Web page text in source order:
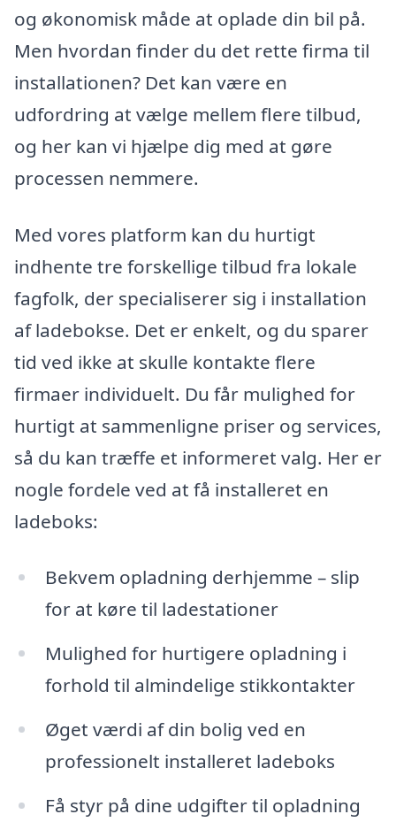
og økonomisk måde at oplade din bil på.
Men hvordan finder du det rette firma til
installationen? Det kan være en
udfordring at vælge mellem flere tilbud,
og her kan vi hjælpe dig med at gøre
processen nemmere.
Med vores platform kan du hurtigt
indhente tre forskellige tilbud fra lokale
fagfolk, der specialiserer sig i installation
af ladebokse. Det er enkelt, og du sparer
tid ved ikke at skulle kontakte flere
firmaer individuelt. Du får mulighed for
hurtigt at sammenligne priser og services,
så du kan træffe et informeret valg. Her er
nogle fordele ved at få installeret en
ladeboks:
Bekvem opladning derhjemme – slip
for at køre til ladestationer
Mulighed for hurtigere opladning i
forhold til almindelige stikkontakter
Øget værdi af din bolig ved en
professionelt installeret ladeboks
Få styr på dine udgifter til opladning